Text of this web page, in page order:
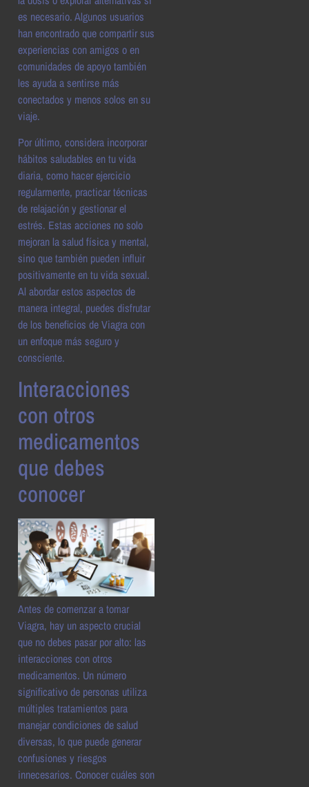
es necesario. Algunos usuarios
han encontrado que compartir sus
experiencias con amigos o en
comunidades de apoyo también
les ayuda a sentirse más
conectados y menos solos en su
viaje.
Por último, considera incorporar
hábitos saludables en tu vida
diaria, como hacer ejercicio
regularmente, practicar técnicas
de relajación y gestionar el
estrés. Estas acciones no solo
mejoran la salud física y mental,
sino que también pueden influir
positivamente en tu vida sexual.
Al abordar estos aspectos de
manera integral, puedes disfrutar
de los beneficios de Viagra con
un enfoque más seguro y
consciente.
Interacciones
con otros
medicamentos
que debes
conocer
Antes de comenzar a tomar
Viagra, hay un aspecto crucial
que no debes pasar por alto: las
interacciones con otros
medicamentos. Un número
significativo de personas utiliza
múltiples tratamientos para
manejar condiciones de salud
diversas, lo que puede generar
confusiones y riesgos
innecesarios. Conocer cuáles son